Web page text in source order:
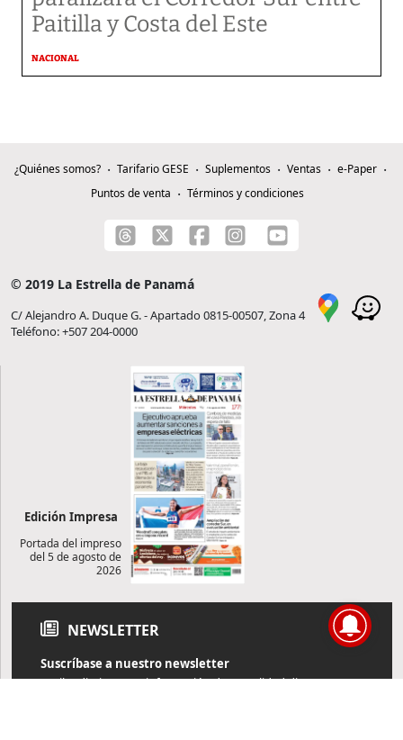
Paitilla y Costa del Este
NACIONAL
¿Quiénes somos? Tarifario GESE Suplementos Ventas
e-Paper
Puntos de venta
Términos y condiciones
© 2019 La Estrella de Panamá
C/ Alejandro A. Duque G. - Apartado 0815-00507, Zona 4
Teléfono: +507 204-0000
Edición Impresa
Portada del impreso
del 5 de agosto de
2026
NEWSLETTER
Suscríbase a nuestro newsletter
Reciba diariamente información de actualidad directamente en